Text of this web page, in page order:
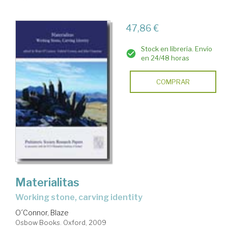
47,86 €
Stock en librería. Envío
en 24/48 horas
COMPRAR
Materialitas
working stone, carving identity
O´Connor, Blaze
Osbow Books. Oxford, 2009